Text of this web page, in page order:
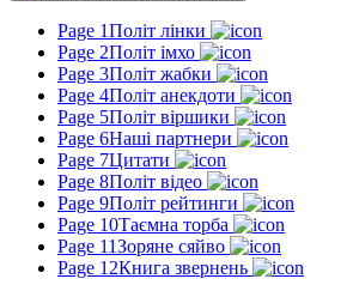
Page 1Політ лінки
Page 2Політ імхо
Page 3Політ жабки
Page 4Політ анекдоти
Page 5Політ віршики
Page 6Наші партнери
Page 7Цитати
Page 8Політ відео
Page 9Політ рейтинги
Page 10Таємна торба
Page 11Зоряне сяйво
Page 12Книга звернень